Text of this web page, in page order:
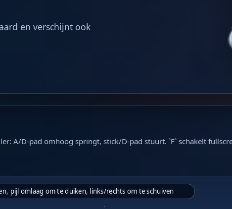
en verschijnt ook
A/D-pad omhoog springt, stick/D-pad stuurt. `F` schakelt
pijl omlaag om te duiken, links/rechts om te schuiven